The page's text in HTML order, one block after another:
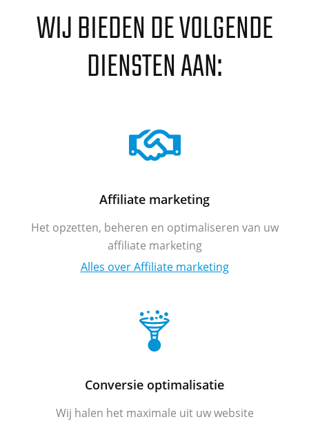
WIJ BIEDEN DE VOLGENDE
DIENSTEN AAN:
Affiliate marketing
Het opzetten, beheren en optimaliseren van uw
affiliate marketing
Alles over Affiliate marketing
Conversie optimalisatie
Wij halen het maximale uit uw website